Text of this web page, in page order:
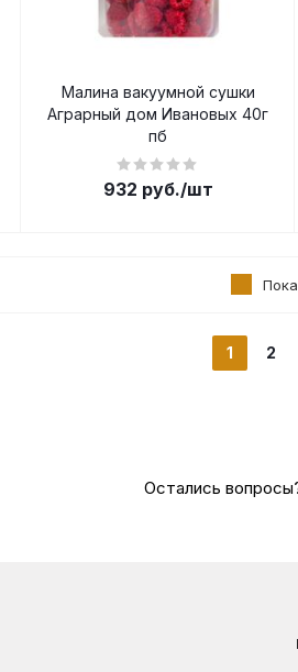
Малина вакуумной сушки
Аграрный дом Ивановых 40г
пб
932 руб./шт
1 2
Остались